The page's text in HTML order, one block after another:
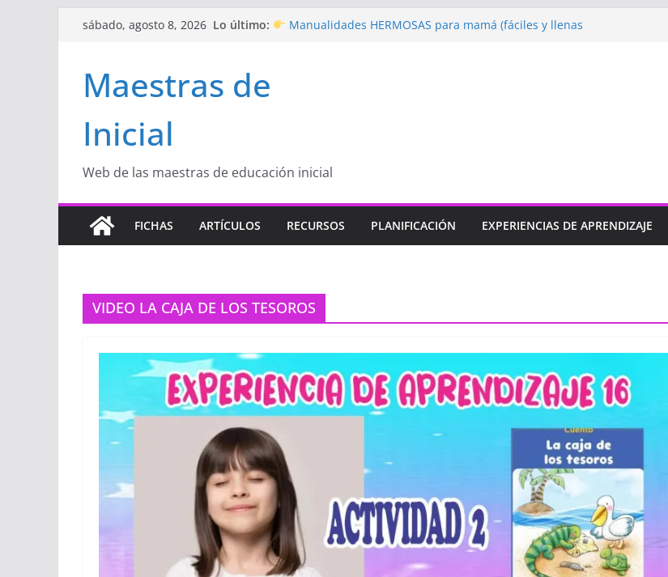
Saltarsábado, agosto 8, 2026 Lo último:
Manualidades HERMOSAS para mamá (fáciles y llenas
Inicial
Maestras de
Inicial
Web de las maestras de educación inicial
FICHAS ARTÍCULOS RECURSOS PLANIFICACIÓN EXPERIENCIAS DE APRENDIZAJE
VIDEO LA CAJA DE LOS TESOROS